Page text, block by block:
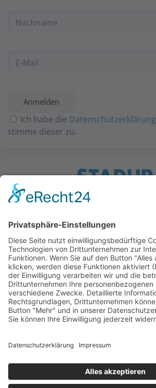
Ich habe die Datenschutzerklärung
stimme dieser zu.
Kontakt Downloads StadurTV
Impressum
Datenschutz
+49 (0) 4144 - 234 0
+49 (0) 4144 - 234 100
stadur@stadur.com
Mo - Do:
7:30 - 16:30 Uhr
Ladezeiten: